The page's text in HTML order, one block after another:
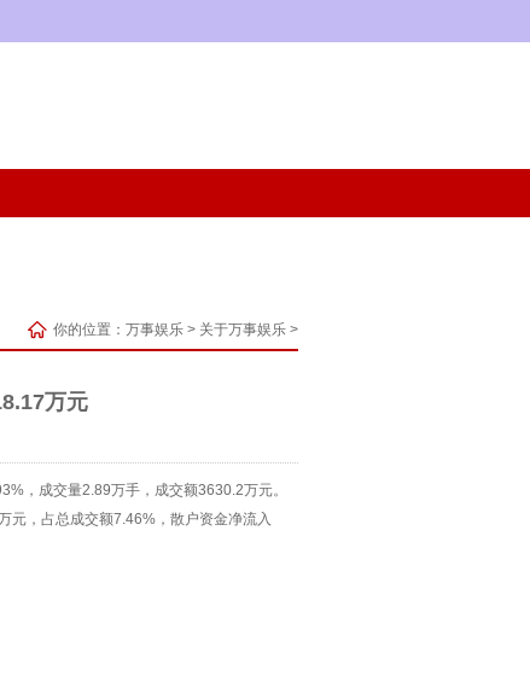
你的位置： 万事娱乐 > 关于万事娱乐 >
万元
，成交量2.89万手，成交额3630.2万元。
元，占总成交额7.46%，散户资金净流入